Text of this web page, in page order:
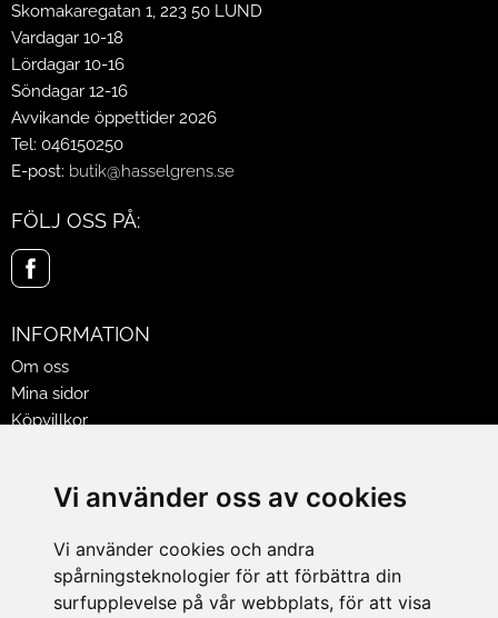
Vi använder oss av cookies
Vi använder cookies och andra
spårningsteknologier för att förbättra din
surfupplevelse på vår webbplats, för att visa
Skomakaregatan 1, 223 50 LUND
Vardagar 10-18
Lördagar 10-16
Söndagar 12-16
Avvikande öppettider 2026
Tel: 046150250
E-post: butik@hasselgrens.se
FÖLJ OSS PÅ:
INFORMATION
Om oss
Mina sidor
Köpvillkor
Jobba på Hasselgrens
LEVERANS